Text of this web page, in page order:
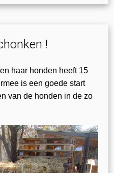
!
haar honden heeft 15
is een goede start
van de honden in de zo